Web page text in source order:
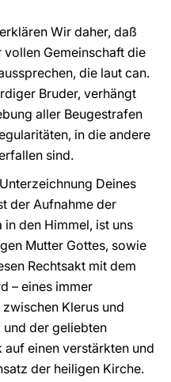
Wir daher, daß
Gemeinschaft die
die laut can.
Bruder, verhängt
aller Beugestrafen
in die andere
sind.
Deines
der Aufnahme der
den Himmel, ist uns
Mutter Gottes, sowie
Rechtsakt mit dem
– eines immer
Klerus und
und der geliebten
einen verstärkten und
der heiligen Kirche.